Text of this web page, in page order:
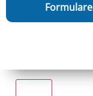
Formulare